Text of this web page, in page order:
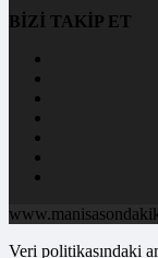
BİZİ TAKİP ET
Veri politikasındaki